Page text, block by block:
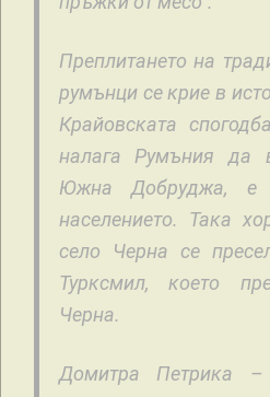
Преплитането на
румънци се крие в
Крайовската
налага Румъния да
Южна Добруджа, е
населението. Така
село Черна се
Турксмил, което
Черна.
Домитра Петрика